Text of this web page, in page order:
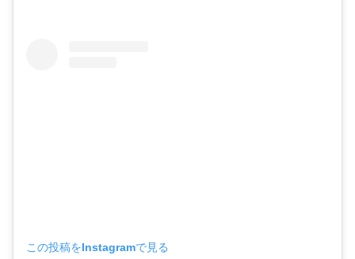
この投稿をInstagramで見る